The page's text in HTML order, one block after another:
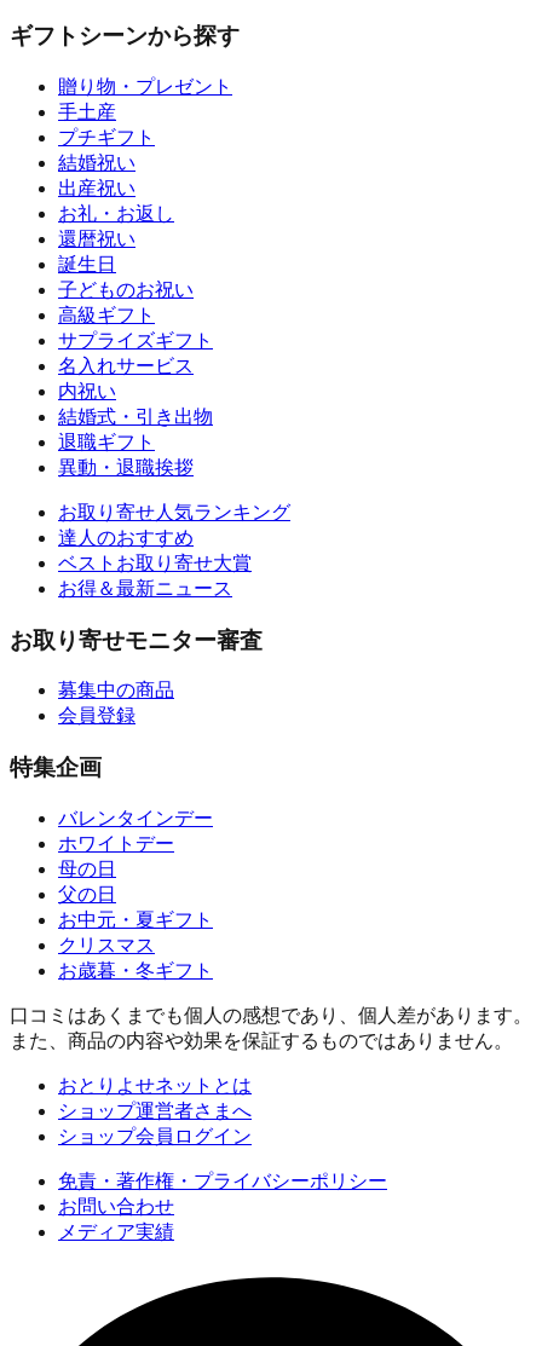
ギフトシーンから探す
贈り物・プレゼント
手土産
プチギフト
結婚祝い
出産祝い
お礼・お返し
還暦祝い
誕生日
子どものお祝い
高級ギフト
サプライズギフト
名入れサービス
内祝い
結婚式・引き出物
退職ギフト
異動・退職挨拶
お取り寄せ人気ランキング
達人のおすすめ
ベストお取り寄せ大賞
お得＆最新ニュース
お取り寄せモニター審査
募集中の商品
会員登録
特集企画
バレンタインデー
ホワイトデー
母の日
父の日
お中元・夏ギフト
クリスマス
お歳暮・冬ギフト
口コミはあくまでも個人の感想であり、個人差があります。
また、商品の内容や効果を保証するものではありません。
おとりよせネットとは
ショップ運営者さまへ
ショップ会員ログイン
免責・著作権・プライバシーポリシー
お問い合わせ
メディア実績